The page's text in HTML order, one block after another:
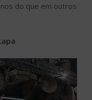
do que em outros